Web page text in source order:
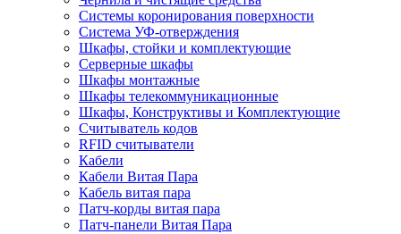
Системы коронирования поверхности
Cистема УФ-отверждения
Шкафы, стойки и комплектующие
Серверные шкафы
Шкафы монтажные
Шкафы телекоммуникационные
Шкафы, Конструктивы и Комплектующие
Считыватель кодов
RFID считыватели
Кабели
Кабели Витая Пара
Кабель витая пара
Патч-корды витая пара
Патч-панели Витая Пара